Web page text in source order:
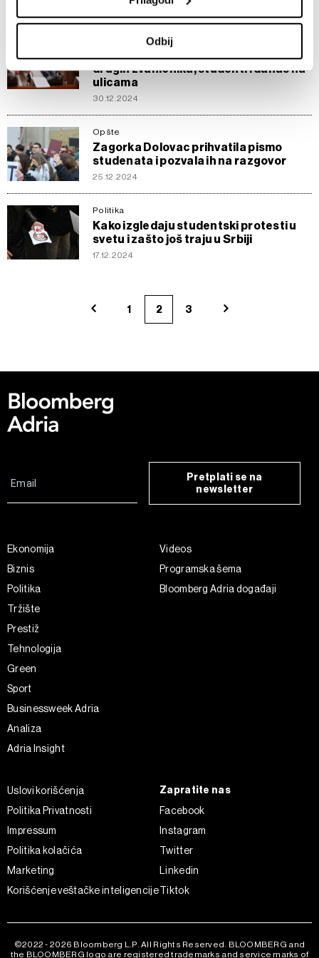
U svakom trenutku možete da promenite ili povučete
saglasnost u Deklaraciji o kolačićima.
Zajednički rukovaoci su HD-WIN ARENA SPORT d.o.o. i
. Više o podacima koje obrađujemo kao i o
vašim pravima pročitajte u našojPolitici privatnosti, a o
kolačićima i drugim sličnim tehnologijama u
kolačića.
Kolačiće u bilo kojem trenutku možete ponovno ažurirati
klikom na „Prikaži detalje“. Pristanak možete u bilo kojem
Odbij
16.01.2025
Podignuta optužnica protiv Vesića i
drugih zvaničnika, studenti i danas na
ulicama
30.12.2024
Opšte
Zagorka Dolovac prihvatila pismo
studenata i pozvala ih na razgovor
25.12.2024
Politika
Kako izgledaju studentski protesti u
svetu i zašto još traju u Srbiji
17.12.2024
1 2 3
Pretplati se na
newsletter
Ekonomija
Biznis
Politika
Tržište
Prestiž
Tehnologija
Green
Sport
Businessweek Adria
Analiza
Adria Insight
Videos
Programska šema
Bloomberg Adria događaji
Uslovi korišćenja
Politika Privatnosti
Impressum
Politika kolačića
Marketing
Korišćenje veštačke inteligencije
Zapratite nas
Facebook
Instagram
Twitter
Linkedin
Tiktok
©2022 - 2026 Bloomberg L.P. All Rights Reserved. BLOOMBERG and
the BLOOMBERG logo are registered trademarks and service marks of